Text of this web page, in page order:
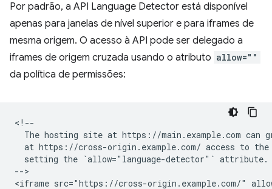
Por padrão, a API Language Detector está disponível
apenas para janelas de nível superior e para iframes de
mesma origem. O acesso à API pode ser delegado a
iframes de origem cruzada usando o atributo allow=""
da política de permissões:
<!--
The hosting site at https://main.example.com can
at https://cross-origin.example.com/ access to
  setting the `allow="language-detector"` attribute.
-->